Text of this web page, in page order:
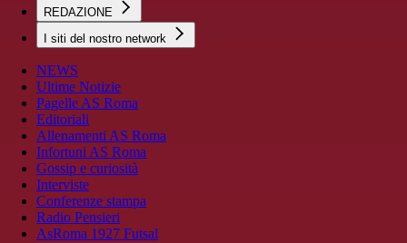
REDAZIONE
I siti del nostro network
NEWS
Ultime Notizie
Pagelle AS Roma
Editoriali
Allenamenti AS Roma
Infortuni AS Roma
Gossip e curiosità
Interviste
Conferenze stampa
Radio Pensieri
AsRoma 1927 Futsal